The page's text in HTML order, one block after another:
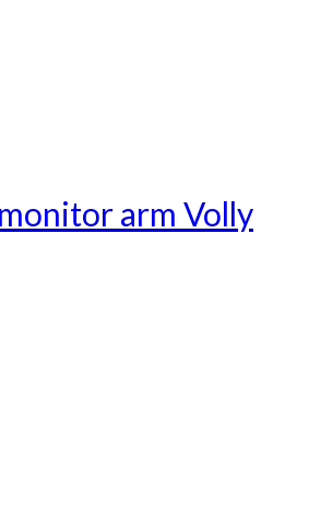
arm Volly